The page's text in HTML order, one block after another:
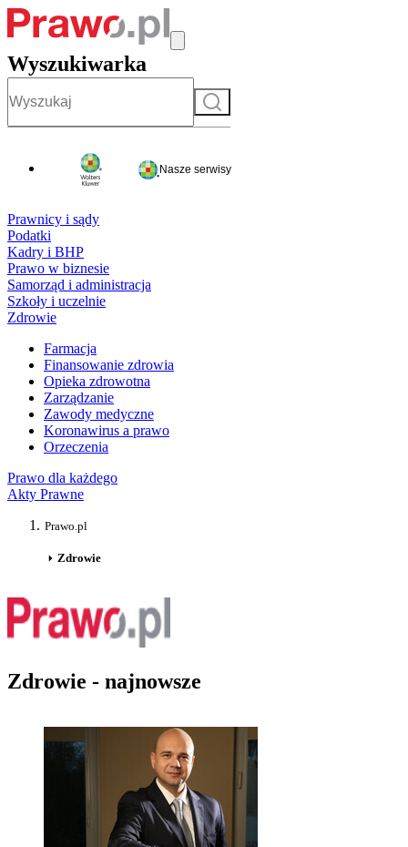
Wyszukiwarka
Szukaj
Nasze serwisy
Prawnicy i sądy
Podatki
Kadry i BHP
Prawo w biznesie
Samorząd i administracja
Szkoły i uczelnie
Zdrowie
Farmacja
Finansowanie zdrowia
Opieka zdrowotna
Zarządzanie
Zawody medyczne
Koronawirus a prawo
Orzeczenia
Prawo dla każdego
Akty Prawne
Prawo.pl
Zdrowie
Zdrowie - najnowsze